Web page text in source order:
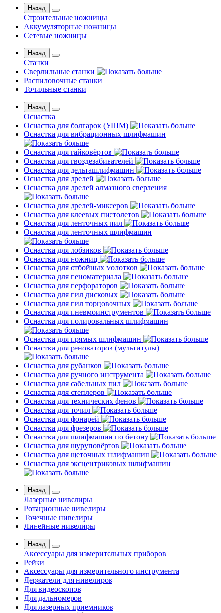
Назад
Строительные ножницы
Аккумуляторные ножницы
Сетевые ножницы
Назад
Станки
Сверлильные станки
Распиловочные станки
Точильные станки
Назад
Оснастка
Оснастка для болгарок (УШМ)
Оснастка для вибрационных шлифмашин
Оснастка для гайковёртов
Оснастка для гвоздезабивателей
Оснастка для дельташлифмашин
Оснастка для дрелей
Оснастка для дрелей алмазного сверления
Оснастка для дрелей-миксеров
Оснастка для клеевых пистолетов
Оснастка для ленточных пил
Оснастка для ленточных шлифмашин
Оснастка для лобзиков
Оснастка для ножниц
Оснастка для отбойных молотков
Оснастка для пеноматериала
Оснастка для перфораторов
Оснастка для пил дисковых
Оснастка для пил торцовочных
Оснастка для пневмоинструментов
Оснастка для полировальных шлифмашин
Оснастка для прямых шлифмашин
Оснастка для реноваторов (мультитулы)
Оснастка для рубанков
Оснастка для ручного инструмента
Оснастка для сабельных пил
Оснастка для степлеров
Оснастка для технических фенов
Оснастка для точил
Оснастка для фонарей
Оснастка для фрезеров
Оснастка для шлифмашин по бетону
Оснастка для шуруповёртов
Оснастка для щеточных шлифмашин
Оснастка для эксцентриковых шлифмашин
Назад
Лазерные нивелиры
Ротационные нивелиры
Точечные нивелиры
Линейные нивелиры
Назад
Аксессуары для измерительных приборов
Рейки
Аксессуары для измерительного инструмента
Держатели для нивелиров
Для видеоскопов
Для дальномеров
Для лазерных приемников